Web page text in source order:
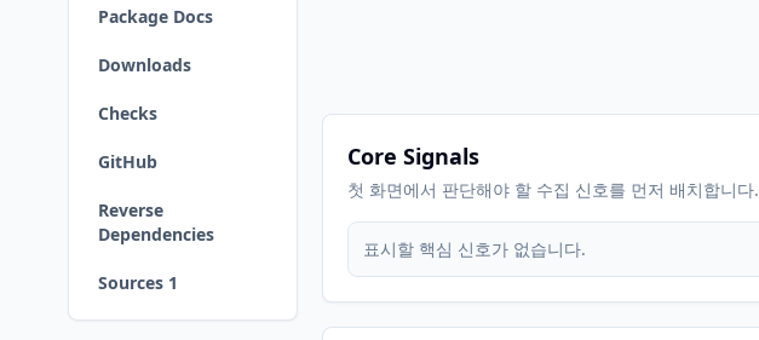
Package Docs
Downloads
Checks
GitHub
Reverse
Dependencies
Sources 1
Core Signals
첫 화면에서 판단해야 할 수집 신호를 먼저 배치합니다.
표시할 핵심 신호가 없습니다.